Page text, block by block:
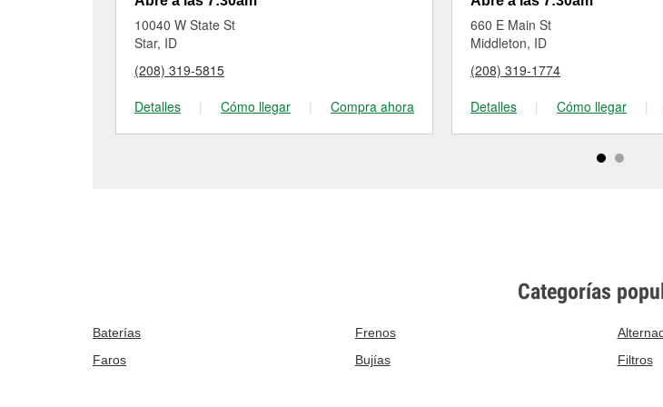
10040 W State St
Star, ID
(208) 319-5815
Detalles
| Cómo llegar | Compra ahora
660 E Main St
Middleton, ID
(208) 319-1774
Detalles
| Cómo llegar |
Categorías
Baterías Frenos
Faros
Bujías Filtros